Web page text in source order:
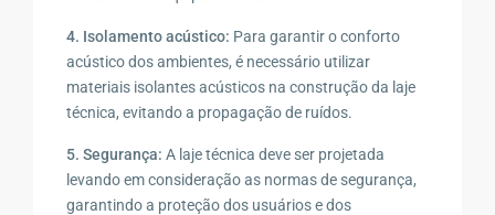
4. Isolamento acústico: Para garantir o conforto
acústico dos ambientes, é necessário utilizar
materiais isolantes acústicos na construção da laje
técnica, evitando a propagação de ruídos.
5. Segurança: A laje técnica deve ser projetada
levando em consideração as normas de segurança,
garantindo a proteção dos usuários e dos